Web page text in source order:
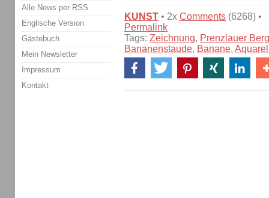
KUNST • 2x Comments (6268) •
Permalink
Tags: Zeichnung, Prenzlauer Berg
Bananenstaude, Banane,
Alle News per RSS
Englische Version
Gästebuch
Mein Newsletter
Impressum
Kontakt